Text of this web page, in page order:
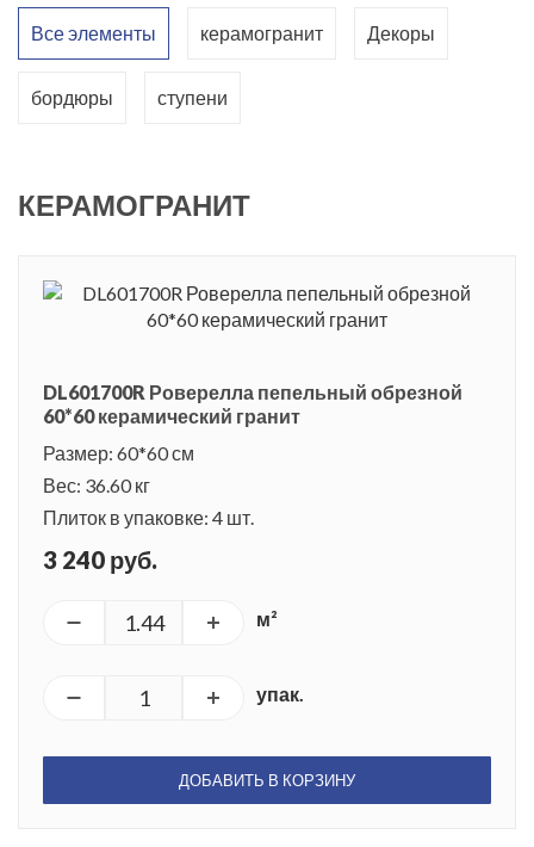
Все элементы керамогранит Декоры
бордюры ступени
КЕРАМОГРАНИТ
DL601700R Роверелла пепельный обрезной
60*60 керамический гранит
Размер: 60*60 см
Вес: 36.60 кг
Плиток в упаковке: 4 шт.
3 240 руб.
м²
упак.
ДОБАВИТЬ В КОРЗИНУ